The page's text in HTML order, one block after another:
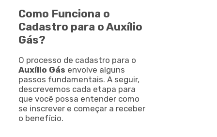
Como Funciona o
Cadastro para o Auxílio
Gás?
O processo de cadastro para o
Auxílio Gás envolve alguns
passos fundamentais. A seguir,
descrevemos cada etapa para
que você possa entender como
se inscrever e começar a receber
o benefício.